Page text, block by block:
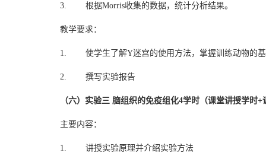
3. 根据Morris收集的数据，统计分析结果。
教学要求：
1. 使学生了解Y迷宫的使用方法，掌握训练动物的基
2. 撰写实验报告
（六）实验三 脑组织的免疫组化4学时（课堂讲授学时
主要内容：
1. 讲授实验原理并介绍实验方法